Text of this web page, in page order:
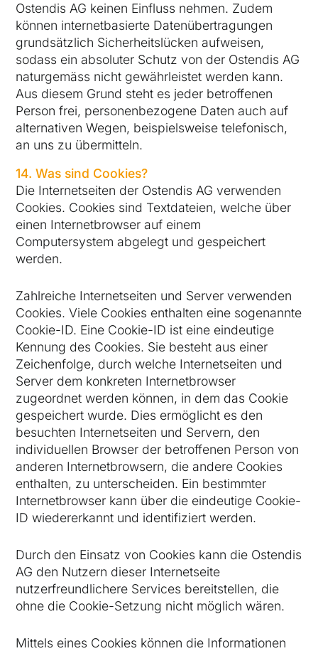
Ostendis AG keinen Einfluss nehmen. Zudem
können internetbasierte Datenübertragungen
grundsätzlich Sicherheitslücken aufweisen,
sodass ein absoluter Schutz von der Ostendis AG
naturgemäss nicht gewährleistet werden kann.
Aus diesem Grund steht es jeder betroffenen
Person frei, personenbezogene Daten auch auf
alternativen Wegen, beispielsweise telefonisch,
an uns zu übermitteln.
14. Was sind Cookies?
Die Internetseiten der Ostendis AG verwenden
Cookies. Cookies sind Textdateien, welche über
einen Internetbrowser auf einem
Computersystem abgelegt und gespeichert
werden.
Zahlreiche Internetseiten und Server verwenden
Cookies. Viele Cookies enthalten eine sogenannte
Cookie-ID. Eine Cookie-ID ist eine eindeutige
Kennung des Cookies. Sie besteht aus einer
Zeichenfolge, durch welche Internetseiten und
Server dem konkreten Internetbrowser
zugeordnet werden können, in dem das Cookie
gespeichert wurde. Dies ermöglicht es den
besuchten Internetseiten und Servern, den
individuellen Browser der betroffenen Person von
anderen Internetbrowsern, die andere Cookies
enthalten, zu unterscheiden. Ein bestimmter
Internetbrowser kann über die eindeutige Cookie-
ID wiedererkannt und identifiziert werden.
Durch den Einsatz von Cookies kann die Ostendis
AG den Nutzern dieser Internetseite
nutzerfreundlichere Services bereitstellen, die
ohne die Cookie-Setzung nicht möglich wären.
Mittels eines Cookies können die Informationen